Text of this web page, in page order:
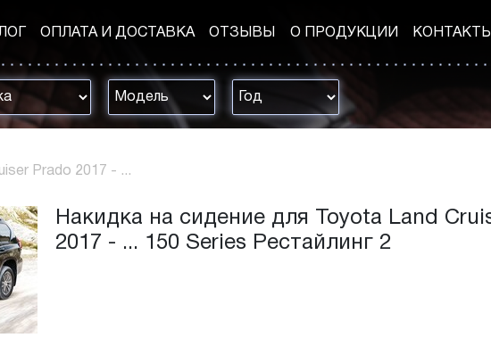
ОПЛАТА И ДОСТАВКА ОТЗЫВЫ О ПРОДУКЦИИ КОНТАКТЫ
Prado 2017 - ...
Накидка на сидение для Toyota Land
2017 - ... 150 Series Рестайлинг 2